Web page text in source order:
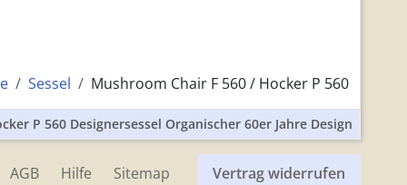
Sessel Mushroom Chair F 560 / Hocker P 560
P 560 Designersessel Organischer 60er Jahre Design
AGB Hilfe Sitemap Vertrag widerrufen